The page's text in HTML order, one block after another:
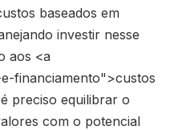
baseados em
investir nesse
aos <a
financiamento">custos
preciso equilibrar o
com o potencial